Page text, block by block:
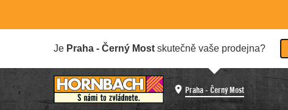
Je Praha - Černý Most skutečně vaše prodejna?
Praha - Černý Most